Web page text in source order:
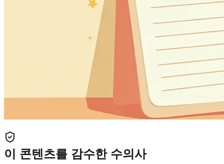
이 콘텐츠를 감수한 수의사